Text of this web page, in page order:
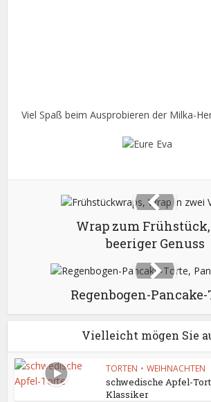
Viel Spaß beim Ausprobieren der Milka-
Wrap zum
beeriger Genuss
Regenbogen-
Vielleicht mögen Sie
TORTEN • WEIHNACHTEN
schwedische Apfel-
Klassiker